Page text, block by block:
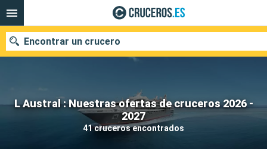
L Austral : Nuestras ofertas de cruceros 2026 -
2027
41 cruceros encontrados
Encontrar un crucero
Nuestros destinos
Fecha de salida